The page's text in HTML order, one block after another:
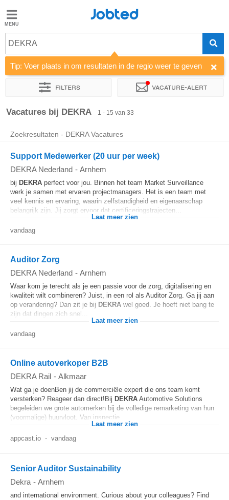
Jobted
Vacatures
Salarissen
Jobted
DEKRA
Tip: Voer plaats in om resultaten in de regio weer te geven
Filters Vacature-alert
Sorteer op Bedrijf Uitzendbureau
Vacatures bij DEKRA 1 - 15 van 33
Zoekresultaten - DEKRA Vacatures
Support Medewerker (20 uur per week)
DEKRA Nederland - Arnhem
bij DEKRA perfect voor jou. Binnen het team Market Surveillance
werk je samen met ervaren projectmanagers. Het is een team met
veel kennis en ervaring, waarin zelfstandigheid en eigenaarschap
belangrijk zijn. Jij zorgt ervoor dat certificeringstrajecten...
Laat meer zien
vandaag
Auditor Zorg
DEKRA Nederland - Arnhem
Waar kom je terecht als je een passie voor de zorg, digitalisering en
kwaliteit wilt combineren? Juist, in een rol als Auditor Zorg. Ga jij aan
op verandering? Dan zit je bij DEKRA wel goed. Je hoeft niet bang te
zijn dat dingen zich snel...
Laat meer zien
vandaag
Online autoverkoper B2B
DEKRA Rail - Alkmaar
Wat ga je doenBen jij de commerciële expert die ons team komt
versterken? Reageer dan direct!Bij DEKRA Automotive Solutions
begeleiden we grote automerken bij de volledige remarketing van hun
(voormalige) huurvloot. Van inspectie...
Laat meer zien
appcast.io - vandaag
Senior Auditor Sustainability
Dekra - Arnhem
and international environment. Curious about your colleagues? Find